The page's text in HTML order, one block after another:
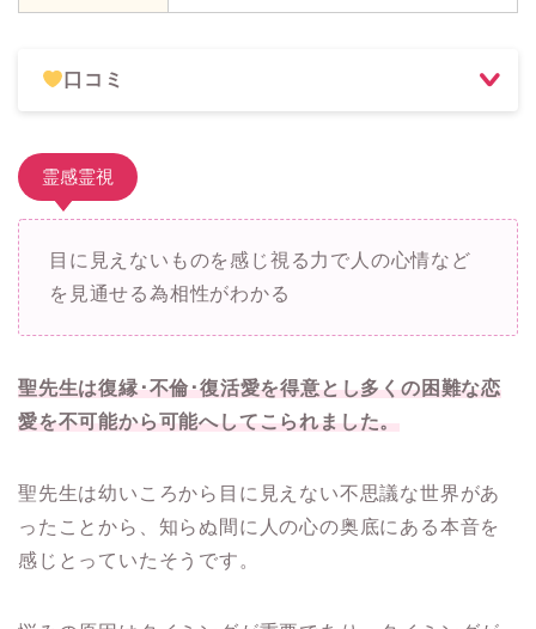
口コミ
霊感霊視
目に見えないものを感じ視る力で人の心情など
を見通せる為相性がわかる
聖先生は復縁･不倫･復活愛を得意とし多くの困難な恋
愛を不可能から可能へしてこられました。
聖先生は幼いころから目に見えない不思議な世界があ
ったことから、知らぬ間に人の心の奥底にある本音を
感じとっていたそうです。